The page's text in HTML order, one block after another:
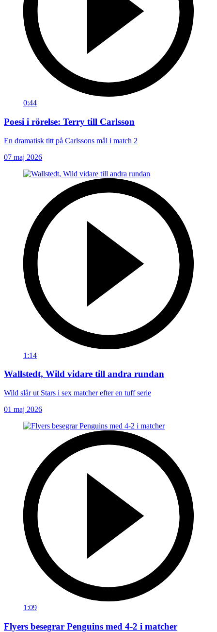
0:44
Poesi i rörelse: Terry till Carlsson
En dramatisk titt på Carlssons mål i match 2
07 maj 2026
1:14
Wallstedt, Wild vidare till andra rundan
Wild slår ut Stars i sex matcher efter en tuff serie
01 maj 2026
1:09
Flyers besegrar Penguins med 4-2 i matcher